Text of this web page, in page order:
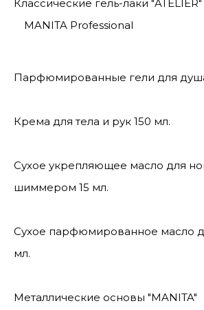
Классические гель-лаки "ATELIER"
MANITA Professional
Парфюмированные гели для
Крема для тела и рук 150 мл.
Сухое укрепляющее масло для
шиммером 15 мл.
Сухое парфюмированное масло
мл.
Металлические основы "MANITA"